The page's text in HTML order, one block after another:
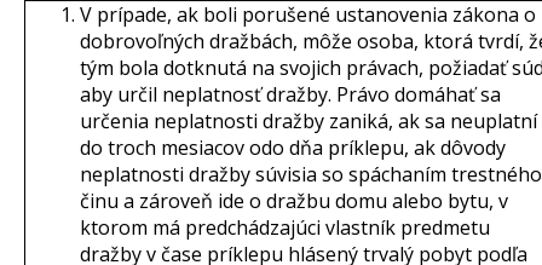
V prípade, ak boli porušené ustanovenia zákona o
dobrovoľných dražbách, môže osoba, ktorá tvrdí,
tým bola dotknutá na svojich právach, požiadať
aby určil neplatnosť dražby. Právo domáhať sa
určenia neplatnosti dražby zaniká, ak sa neuplatní
do troch mesiacov odo dňa príklepu, ak dôvody
neplatnosti dražby súvisia so spáchaním trestného
činu a zároveň ide o dražbu domu alebo bytu, v
ktorom má predchádzajúci vlastník predmetu
dražby v čase príklepu hlásený trvalý pobyt podľa